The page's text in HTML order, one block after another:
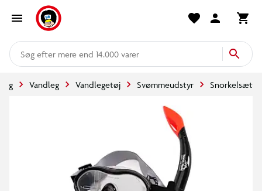
mere end 14.000 varer
Vandleg Vandlegetøj Svømmeudstyr Snorkelsæt